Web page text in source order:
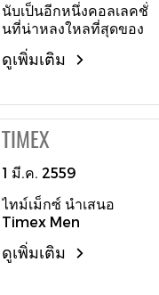
รายล้อมอันสมบูรณ์แบบ
ทั้งงานตกแต่งขัดด้าน
ซาตินที่ช่วยขจัดแสง
สะท้อนอันไม่พึงประสงค์
สำคัญ ขณะที่หน้าปัดโดด
เด่นด้วยสีเทา และหน้าปัด
ย่อยที่ไล่มาในโทนสี
ชั่วโมงด้วยสไตล์ฉลุที่ได้
การบินอันทรงพลัง เติม
เสน่ห์ด้วยการติดตั้ง
กระจกคริสตัลแซฟไฟร์
ป้องกันการกระแทก
นับเป็นอีกหนึ่งคอลเลคชั่
นที่น่าหลงใหลที่สุดของ
แบรนด์กับเรือนเวลาแห่ง
การสร้างสรรค์ครั้งใหม่
Collection ที่สวมใส่แบบ
เข้าคู่ทั้งสุภาพบุรุษและ
สุภาพสตรี ตัวเรือน
นาฬิกาถูกสร้างสรรค์ด้วย
เด่นด้วยสายเคเบิ้ลไขว้อัน
เป็นเอกลักษณ์เฉพาะ
แบรนด์ สำหรับรุ่นของ
สุภาพสตรี มีให้เลือกใน
ดูเพิ่มเติม
TIMEX
1 มี.ค. 2559
ไทม์เม็กซ์ นำเสนอ
Timex Men
Expedition Metal
Scout เรือนนาฬิกาที่ถูก
ดูเพิ่มเติม